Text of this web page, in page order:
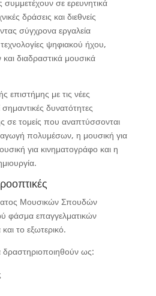
συμμετέχουν σε ερευνητικά
δράσεις και διεθνείς
σύγχρονα εργαλεία
ψηφιακού ήχου,
διαδραστικά μουσικά
επιστήμης με τις νέες
σημαντικές δυνατότητες
σε τομείς που αναπτύσσονται
πολυμέσων, η μουσική για
για κινηματογράφο και η
Μουσικών Σπουδών
φάσμα επαγγελματικών
το εξωτερικό.
δραστηριοποιηθούν ως: